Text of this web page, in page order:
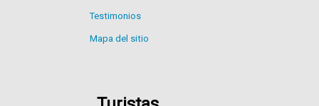
Testimonios
Mapa del sitio